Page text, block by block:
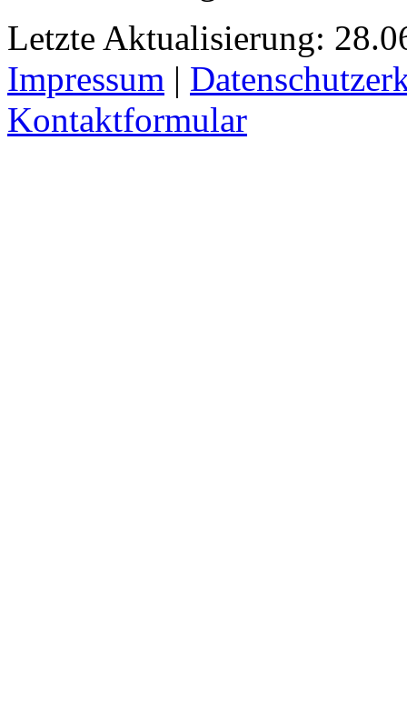
Letzte Aktualisierung:
Impressum |
Kontaktformular